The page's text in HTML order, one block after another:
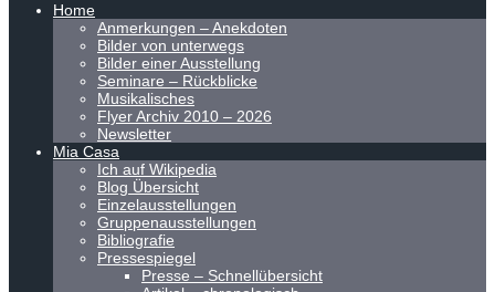
Home
Anmerkungen – Anekdoten
Bilder von unterwegs
Bilder einer Ausstellung
Seminare – Rückblicke
Musikalisches
Flyer Archiv 2010 – 2026
Newsletter
Mia Casa
Ich auf Wikipedia
Blog Übersicht
Einzelausstellungen
Gruppenausstellungen
Bibliografie
Pressespiegel
Presse – Schnellübersicht